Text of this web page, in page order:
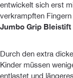
entwickelt sich erst
verkrampften
Jumbo Grip Bleistift
Durch den extra
Kinder müssen
entlastet und